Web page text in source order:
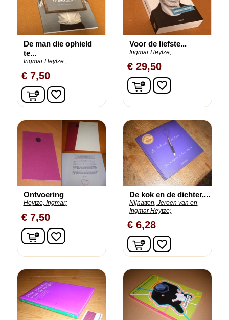
De man die ophield
te...
Ingmar Heytze ;
€ 7,50
In winkelwagen
favorite_border
Voor de liefste...
Ingmar Heytze;
€ 29,50
In winkelwagen
favorite_border
Ontvoering
Heytze, Ingmar;
€ 7,50
In winkelwagen
favorite_border
De kok en de dichter,...
Nijnatten, Jeroen van en
Ingmar Heytze;
€ 6,28
In winkelwagen
favorite_border